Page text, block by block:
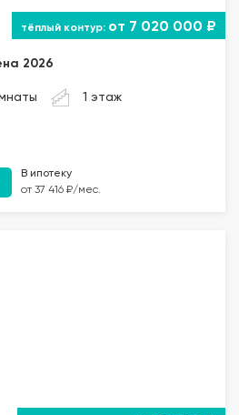
от 7 020 000 ₽
2026
1 этаж
В ипотеку
от 37 416 ₽/мес.